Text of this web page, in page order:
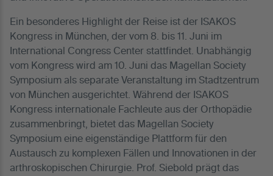
Ein besonderes Highlight der Reise ist der ISAKOS
Kongress in München, der vom 8. bis 11. Juni im
International Congress Center stattfindet. Unabhängig
vom Kongress wird am 10. Juni das Magellan Society
Symposium als separate Veranstaltung im Stadtzentrum
von München ausgerichtet. Während der ISAKOS
Kongress internationale Fachleute aus der Orthopädie
zusammenbringt, bietet das Magellan Society
Symposium eine eigenständige Plattform für den
Austausch zu komplexen Fällen und Innovationen in der
arthroskopischen Chirurgie. Prof. Siebold prägt das